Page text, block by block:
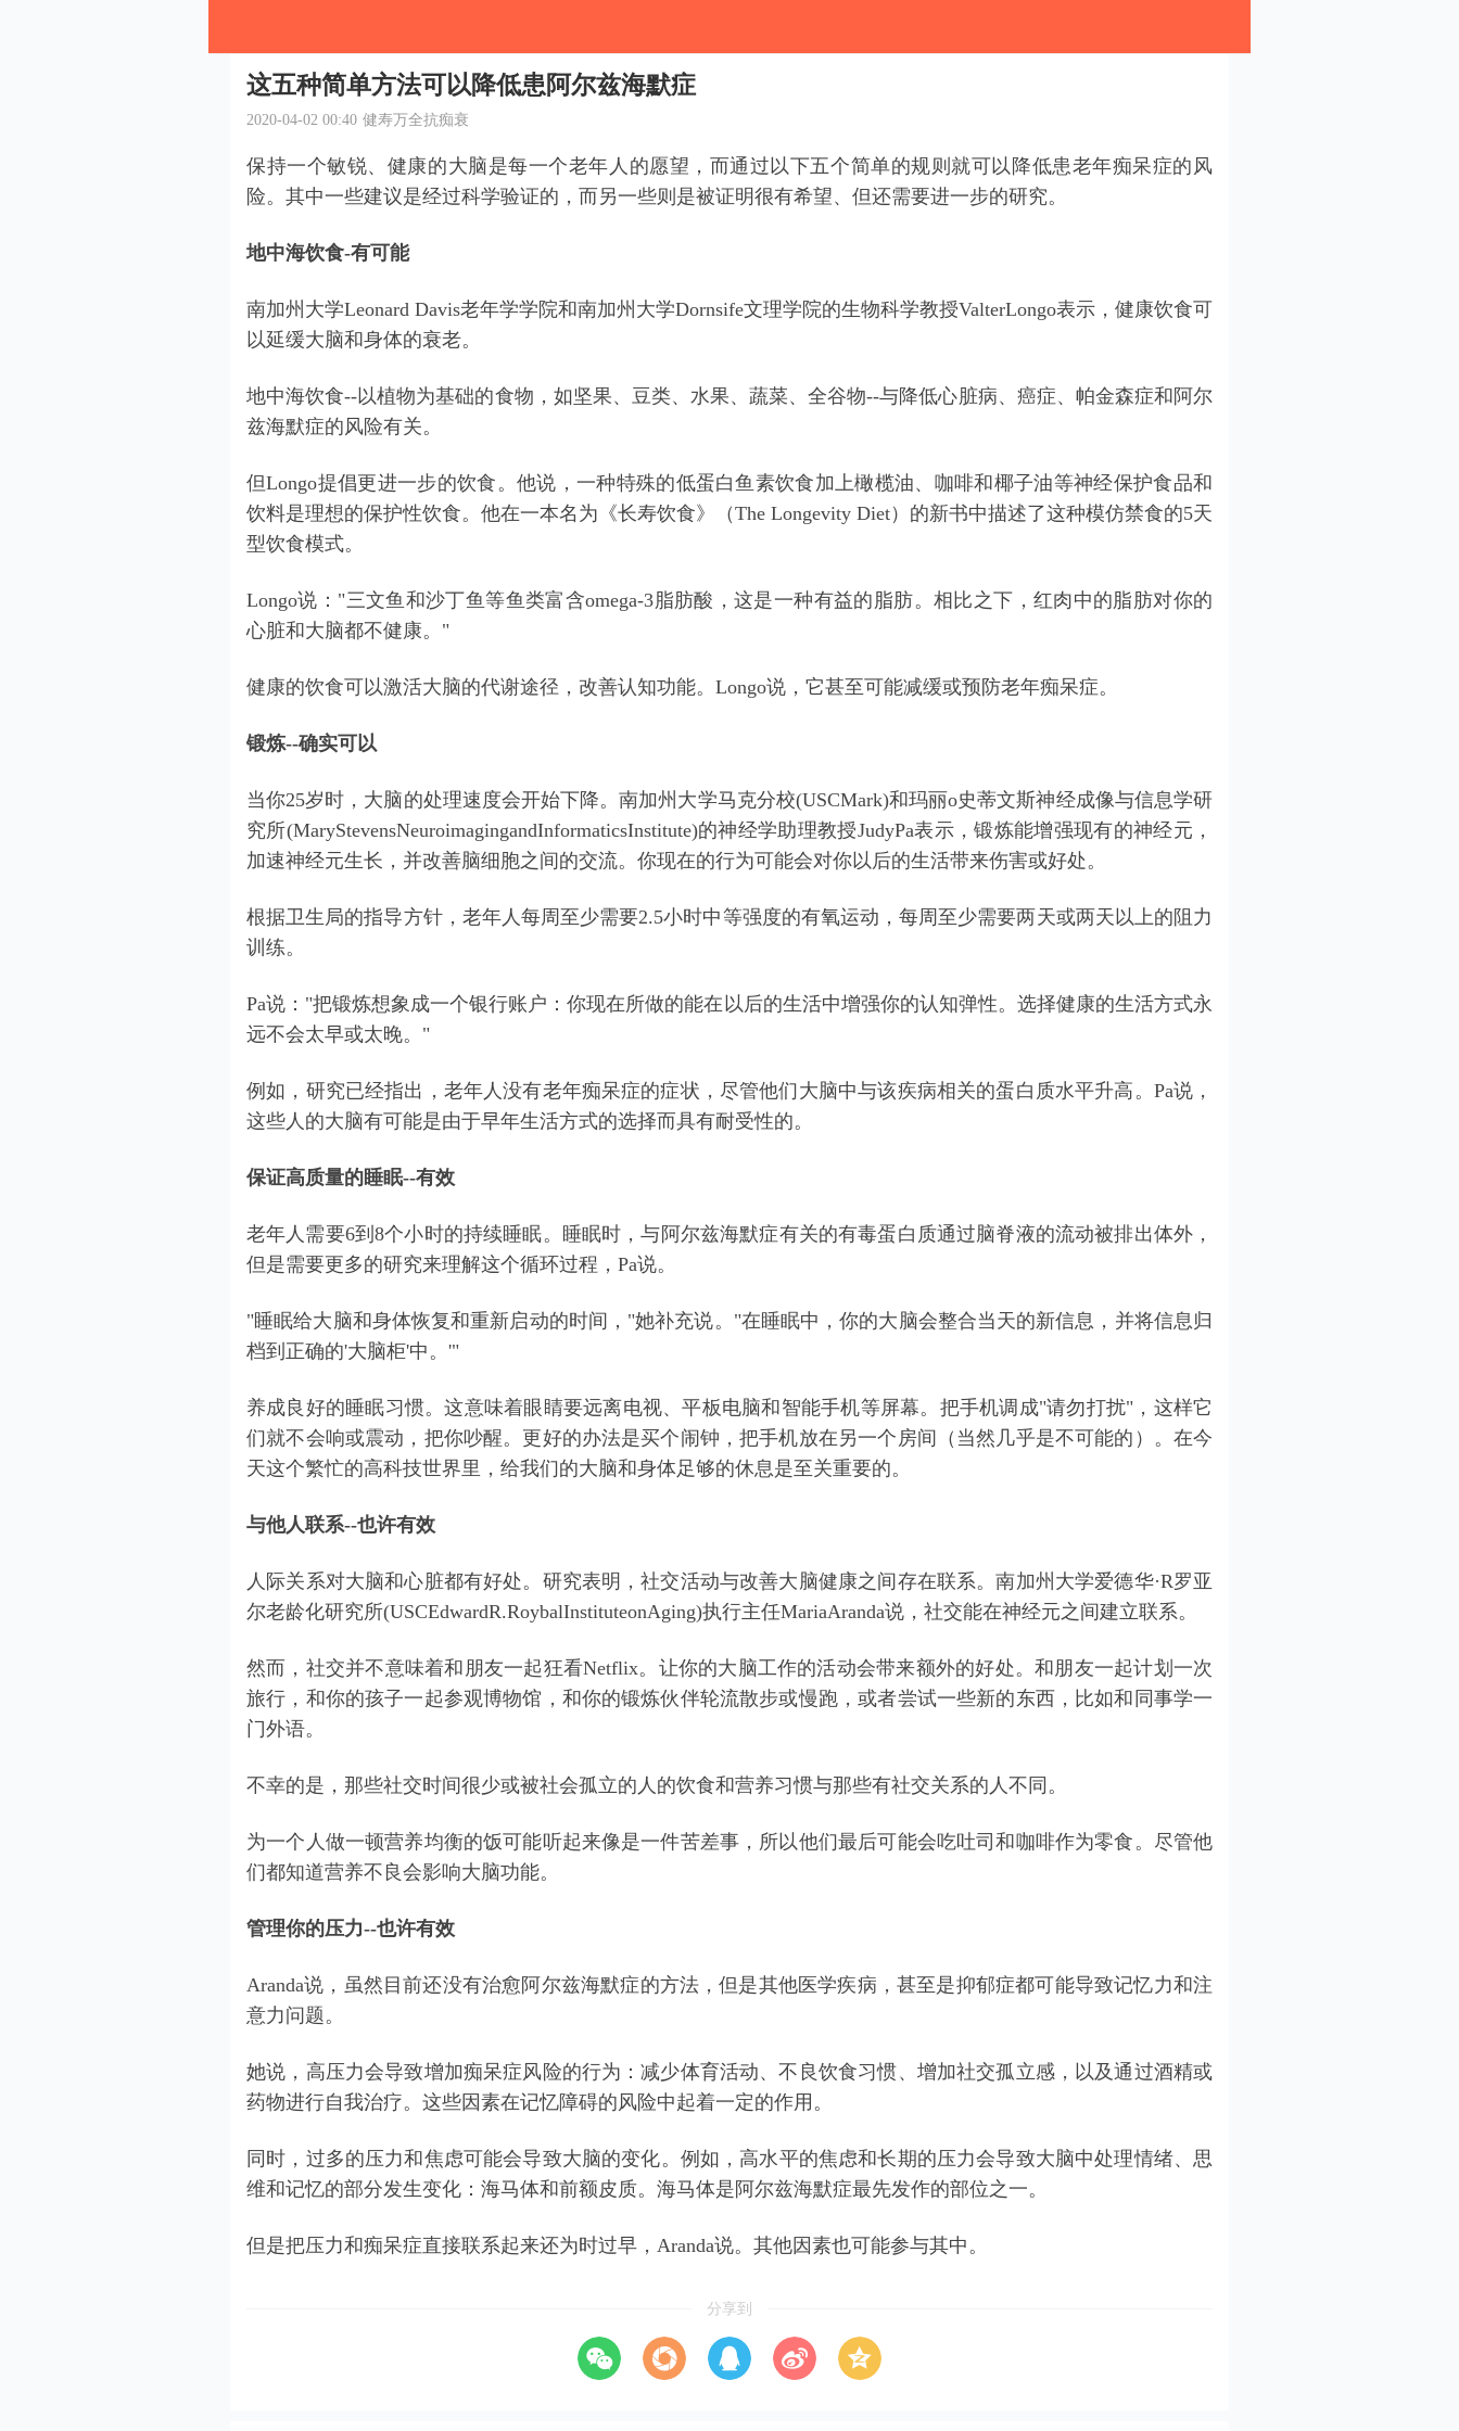
这五种简单方法可以降低患阿尔兹海默症
2020-04-02 00:40 健寿万全抗痴衰
保持一个敏锐、健康的大脑是每一个老年人的愿望，而通过以下五个简单的规则就可以降低患老年痴呆症的风
险。其中一些建议是经过科学验证的，而另一些则是被证明很有希望、但还需要进一步的研究。
地中海饮食-有可能
南加州大学Leonard Davis老年学学院和南加州大学Dornsife文理学院的生物科学教授ValterLongo表示，健康饮食可
以延缓大脑和身体的衰老。
地中海饮食--以植物为基础的食物，如坚果、豆类、水果、蔬菜、全谷物--与降低心脏病、癌症、帕金森症和阿尔
兹海默症的风险有关。
但Longo提倡更进一步的饮食。他说，一种特殊的低蛋白鱼素饮食加上橄榄油、咖啡和椰子油等神经保护食品和
饮料是理想的保护性饮食。他在一本名为《长寿饮食》（The Longevity Diet）的新书中描述了这种模仿禁食的5天
型饮食模式。
Longo说："三文鱼和沙丁鱼等鱼类富含omega-3脂肪酸，这是一种有益的脂肪。相比之下，红肉中的脂肪对你的
心脏和大脑都不健康。"
健康的饮食可以激活大脑的代谢途径，改善认知功能。Longo说，它甚至可能减缓或预防老年痴呆症。
锻炼--确实可以
当你25岁时，大脑的处理速度会开始下降。南加州大学马克分校(USCMark)和玛丽o史蒂文斯神经成像与信息学研
究所(MaryStevensNeuroimagingandInformaticsInstitute)的神经学助理教授JudyPa表示，锻炼能增强现有的神经元，
加速神经元生长，并改善脑细胞之间的交流。你现在的行为可能会对你以后的生活带来伤害或好处。
根据卫生局的指导方针，老年人每周至少需要2.5小时中等强度的有氧运动 ，每周至少需要两天或两天以上的阻力
训练。
Pa说："把锻炼想象成一个银行账户：你现在所做的能在以后的生活中增强你的认知弹性。选择健康的生活方式永
远不会太早或太晚。"
例如，研究已经指出，老年人没有老年痴呆症的症状，尽管他们大脑中与该疾病相关的蛋白质水平升高。Pa说，
这些人的大脑有可能是由于早年生活方式的选择而具有耐受性的。
保证高质量的睡眠--有效
老年人需要6到8个小时的持续睡眠。睡眠时，与阿尔兹海默症有关的有毒蛋白质通过脑脊液的流动被排出体外，
但是需要更多的研究来理解这个循环过程，Pa说。
"睡眠给大脑和身体恢复和重新启动的时间，"她补充说。"在睡眠中，你的大脑会整合当天的新信息，并将信息归
档到正确的'大脑柜'中。'"
养成良好的睡眠习惯。这意味着眼睛要远离电视、平板电脑和智能手机等屏幕。把手机调成"请勿打扰"，这样它
们就不会响或震动，把你吵醒。更好的办法是买个闹钟，把手机放在另一个房间（当然几乎是不可能的）。在今
天这个繁忙的高科技世界里，给我们的大脑和身体足够的休息是至关重要的。
与他人联系--也许有效
人际关系对大脑和心脏都有好处。研究表明，社交活动与改善大脑健康之间存在联系。南加州大学爱德华·R罗亚
尔老龄化研究所(USCEdwardR.RoybalInstituteonAging)执行主任MariaAranda说，社交能在神经元之间建立联系。
然而，社交并不意味着和朋友一起狂看Netflix。让你的大脑工作的活动会带来额外的好处。和朋友一起计划一次
旅行，和你的孩子一起参观博物馆，和你的锻炼伙伴轮流散步或慢跑，或者尝试一些新的东西，比如和同事学一
门外语。
不幸的是，那些社交时间很少或被社会孤立的人的饮食和营养习惯与那些有社交关系的人不同。
为一个人做一顿营养均衡的饭可能听起来像是一件苦差事，所以他们最后可能会吃吐司和咖啡作为零食。尽管他
们都知道营养不良会影响大脑功能。
管理你的压力--也许有效
Aranda说，虽然目前还没有治愈阿尔兹海默症的方法，但是其他医学疾病，甚至是抑郁症都可能导致记忆力和注
意力问题。
她说，高压力会导致增加痴呆症风险的行为：减少体育活动、不良饮食习惯、增加社交孤立感，以及通过酒精或
药物进行自我治疗。这些因素在记忆障碍的风险中起着一定的作用。
同时，过多的压力和焦虑可能会导致大脑的变化。例如，高水平的焦虑和长期的压力会导致大脑中处理情绪、思
维和记忆的部分发生变化：海马体和前额皮质。海马体是阿尔兹海默症最先发作的部位之一。
但是把压力和痴呆症直接联系起来还为时过早，Aranda说。其他因素也可能参与其中。
分享到